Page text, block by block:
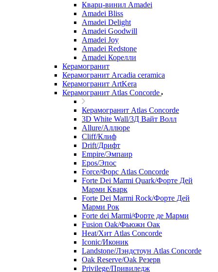
Кварц-винил Amadei
Amadei Bliss
Amadei Delight
Amadei Goodwill
Amadei Joy
Amadei Redstone
Amadei Корелли
Керамогранит
Керамогранит Arcadia ceramica
Керамогранит ArtKera
Керамогранит Atlas Concorde
Керамогранит Atlas Concorde
3D White Wall/3Д Вайт Волл
Allure/Аллюрe
Cliff/Клиф
Drift/Дрифт
Empire/Эмпаир
Epos/Эпос
Force/Фoрс Atlas Concorde
Forte Dei Marmi Quark/Форте Дей
Марми Кварк
Forte Dei Marmi Rock/Форте Дей
Марми Рок
Forte dei Marmi/Форте де Марми
Fusion Oak/Фьюжн Оак
Heat/Xит Atlas Concorde
Iconic/Иконик
Landstone/Лэндстоун Atlas Concorde
Oak Reserve/Оak Резepв
Privilege/Привиледж